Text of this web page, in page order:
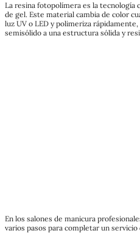
La resina fotopolímera es la tecnología
de gel. Este material cambia de color
luz UV o LED y polimeriza
semisólido a una estructura sólida y
En los salones de manicura
varios pasos para completar un